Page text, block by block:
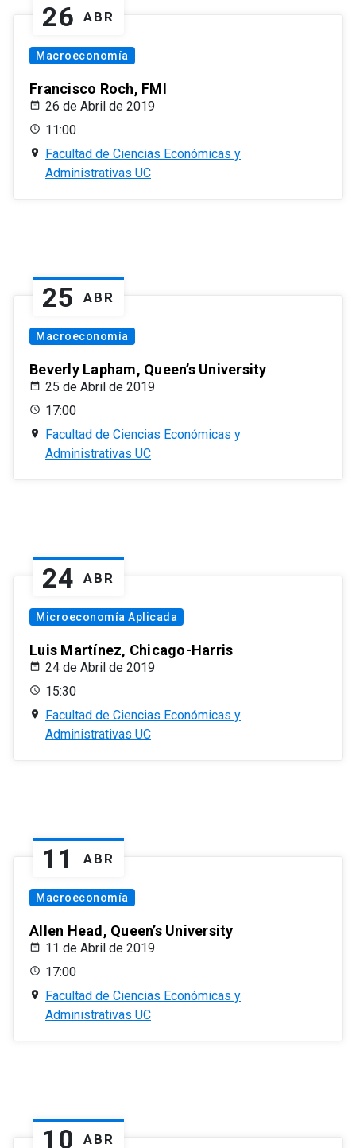
26 ABR
Macroeconomía
Francisco Roch, FMI
26 de Abril de 2019
11:00
Facultad de Ciencias Económicas y
Administrativas UC
25 ABR
Macroeconomía
Beverly Lapham, Queen’s University
25 de Abril de 2019
17:00
Facultad de Ciencias Económicas y
Administrativas UC
24 ABR
Microeconomía Aplicada
Luis Martínez, Chicago-Harris
24 de Abril de 2019
15:30
Facultad de Ciencias Económicas y
Administrativas UC
11 ABR
Macroeconomía
Allen Head, Queen’s University
11 de Abril de 2019
17:00
Facultad de Ciencias Económicas y
Administrativas UC
10 ABR